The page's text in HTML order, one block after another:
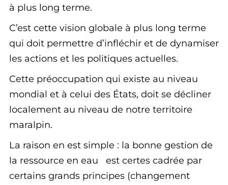
à plus long terme.
C’est cette vision globale à plus long terme
qui doit permettre d’infléchir et de dynamiser
les actions et les politiques actuelles.
Cette préoccupation qui existe au niveau
mondial et à celui des États, doit se décliner
localement au niveau de notre territoire
maralpin.
La raison en est simple : la bonne gestion de
la ressource en eau est certes cadrée par
certains grands principes (changement